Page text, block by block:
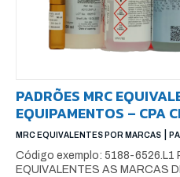
PADRÕES MRC
EQUIPAMENTOS – CPA
MRC EQUIVALENTES POR MARCAS
Código exemplo: 5188-6526.L1
EQUIVALENTES AS MARCAS